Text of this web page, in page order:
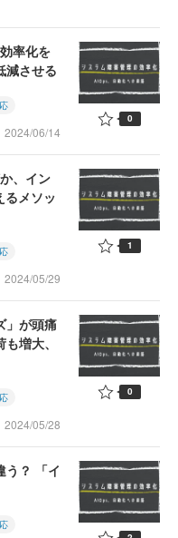
率化を
減させる
2024/06/14
0
、イン
るメソッ
2024/05/29
1
」が頭痛
増大、
2024/05/28
0
う？ 「イ